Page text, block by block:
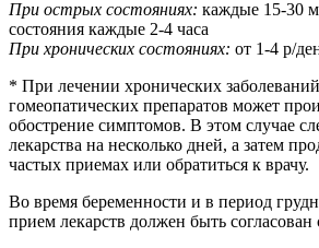
При острых состояниях: каждые 15-30
состояния каждые 2-4 часа
При хронических состояниях: от 1-4 р/
* При лечении хронических
гомеопатических препаратов может
обострение симптомов. В этом случае
лекарства на несколько дней, а затем
частых приемах или обратиться к врачу.
Во время беременности и в период
прием лекарств должен быть согласован